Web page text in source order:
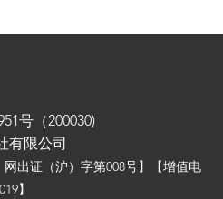
号（200030)
有限公司
网出证（沪）字第008号】【增值电
】